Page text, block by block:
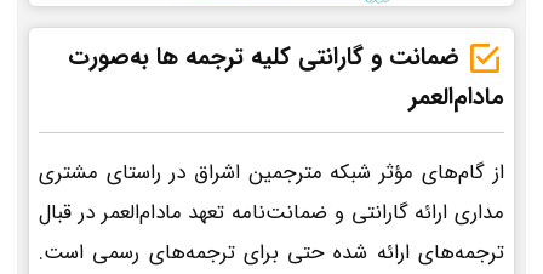
ضمانت و گارانتی کلیه ترجمه ها به‌صورت
مادام‌العمر
از گام‌های مؤثر شبکه مترجمین اشراق در راستای مشتری
مداری ارائه گارانتی و ضمانت‌نامه تعهد مادام‌العمر در قبال
ترجمه‌های ارائه شده حتی برای ترجمه‌های رسمی است.